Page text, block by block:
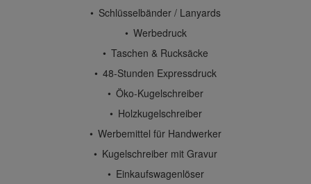
Schlüsselbänder / Lanyards
Werbedruck
Taschen & Rucksäcke
48-Stunden Expressdruck
Öko-Kugelschreiber
Holzkugelschreiber
Werbemittel für Handwerker
Kugelschreiber mit Gravur
Einkaufswagenlöser